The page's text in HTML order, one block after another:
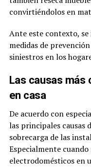
convirtiéndolos en
Ante este contexto,
medidas de
siniestros en los
Las causas más
en casa
De acuerdo con
las principales causas
sobrecarga de las
Especialmente
electrodomésticos en